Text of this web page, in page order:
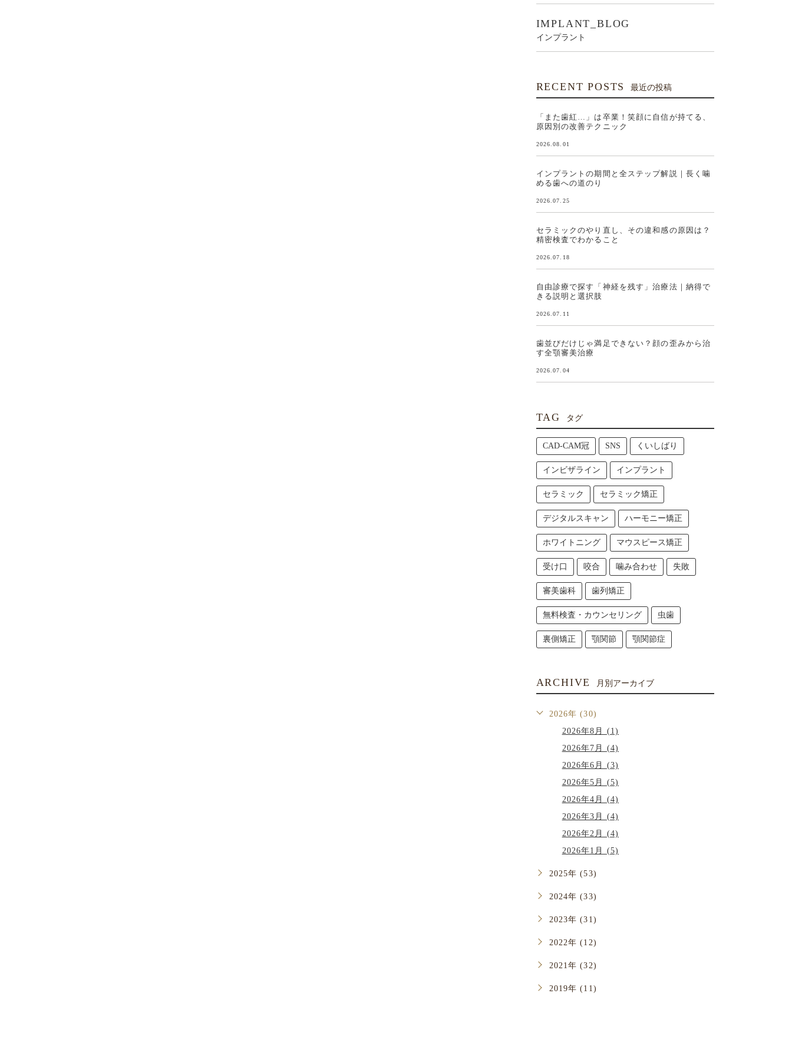
IMPLANT_BLOG
インプラント
RECENT POSTS 最近の投稿
「また歯紅…」は卒業！笑顔に自信が持てる、
原因別の改善テクニック
2026.08.01
インプラントの期間と全ステップ解説｜長く噛
める歯への道のり
2026.07.25
セラミックのやり直し、その違和感の原因は？
精密検査でわかること
2026.07.18
自由診療で探す「神経を残す」治療法｜納得で
きる説明と選択肢
2026.07.11
歯並びだけじゃ満足できない？顔の歪みから治
す全顎審美治療
2026.07.04
TAG タグ
CAD-CAM冠 SNS くいしばり
インビザライン インプラント
セラミック セラミック矯正
デジタルスキャン ハーモニー矯正
ホワイトニング マウスピース矯正
受け口 咬合 噛み合わせ 失敗
審美歯科 歯列矯正
無料検査・カウンセリング 虫歯
裏側矯正 顎関節 顎関節症
ARCHIVE 月別アーカイブ
2026年 (30)
2026年8月 (1)
2026年7月 (4)
2026年6月 (3)
2026年5月 (5)
2026年4月 (4)
2026年3月 (4)
2026年2月 (4)
2026年1月 (5)
2025年 (53)
2024年 (33)
2023年 (31)
2022年 (12)
2021年 (32)
2019年 (11)